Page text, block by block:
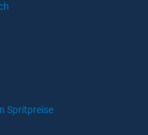
Spritpreise